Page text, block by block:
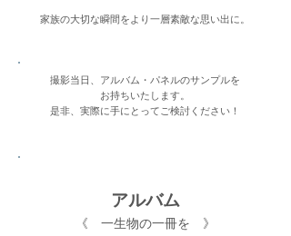
家族の大切な瞬間をより一層素敵な思い出に。
撮影当日、アルバム・パネルのサンプルを
お持ちいたします。
​是非、実際に手にとってご検討ください！
​アルバム
《 一生物の一冊を 》